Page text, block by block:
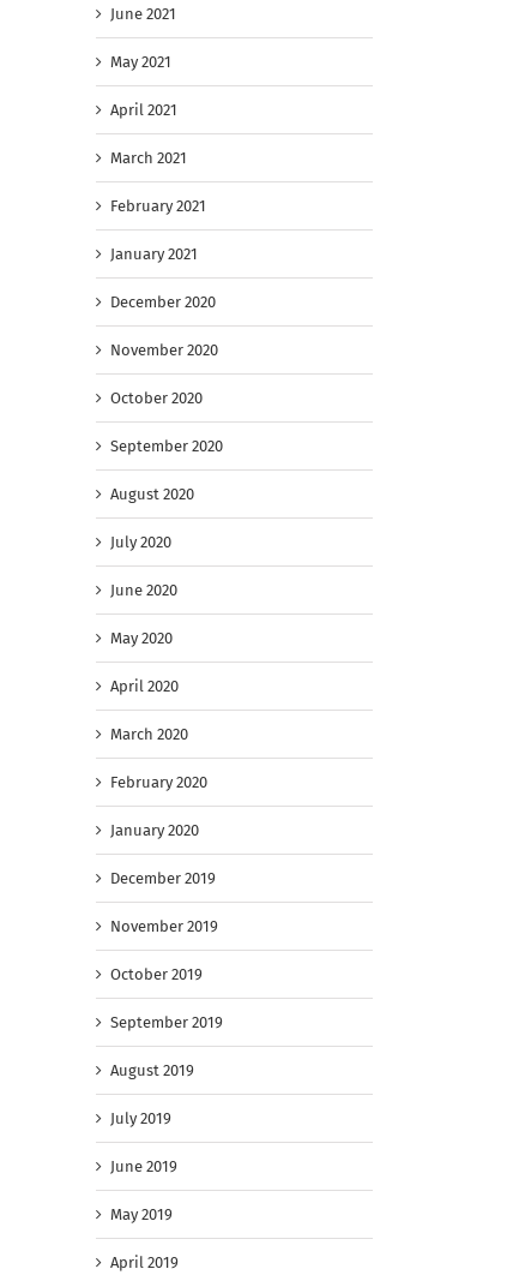
June 2021
May 2021
April 2021
March 2021
February 2021
January 2021
December 2020
November 2020
October 2020
September 2020
August 2020
July 2020
June 2020
May 2020
April 2020
March 2020
February 2020
January 2020
December 2019
November 2019
October 2019
September 2019
August 2019
July 2019
June 2019
May 2019
April 2019